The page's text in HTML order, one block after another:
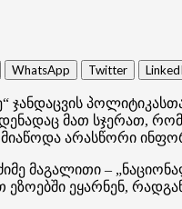
WhatsApp Twitter
მათ სჯერათ,
არასწორი
მაგალითი –
ეყარნენ,